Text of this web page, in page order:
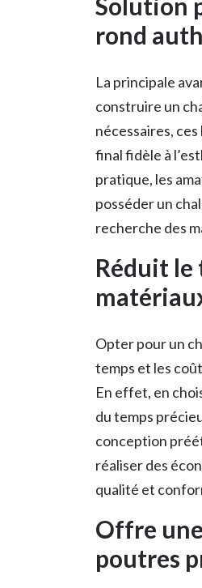
rond
La principale
construire un
nécessaires,
final fidèle à
pratique, les
posséder un
recherche des
Réduit le
Opter pour un
temps et les
En effet, en
du temps
conception
réaliser des
qualité et
Offre
poutres